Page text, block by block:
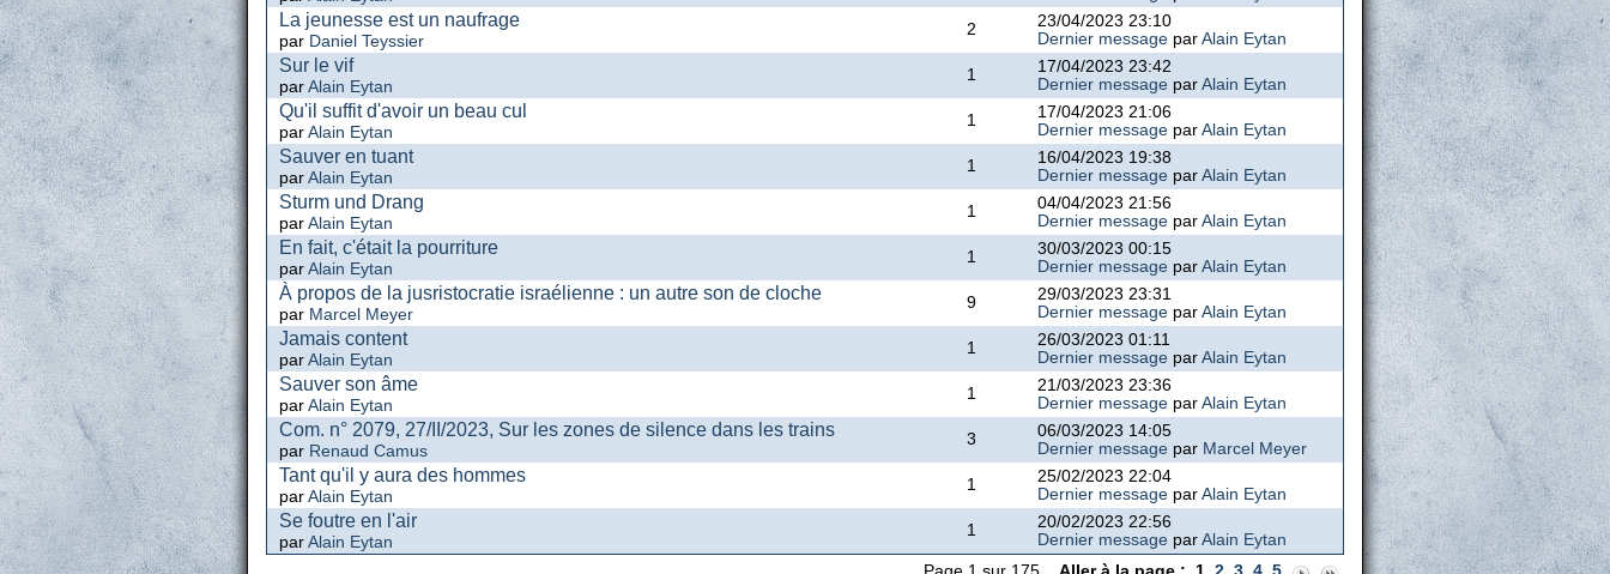
La jeunesse est un naufrage
par Daniel Teyssier
2
23/04/2023 23:10
Dernier message par Alain Eytan
Sur le vif
parAlain Eytan
1
17/04/2023 23:42
Dernier message par Alain Eytan
Qu'il suffit d'avoir un beau cul
parAlain Eytan
1
17/04/2023 21:06
Dernier message par Alain Eytan
Sauver en tuant
parAlain Eytan
1
16/04/2023 19:38
Dernier message par Alain Eytan
Sturm und Drang
parAlain Eytan
1
04/04/2023 21:56
Dernier message par Alain Eytan
En fait, c'était la pourriture
parAlain Eytan
1
30/03/2023 00:15
Dernier message par Alain Eytan
À propos de la jusristocratie israélienne : un autre son de cloche
par Marcel Meyer
9
29/03/2023 23:31
Dernier message par Alain Eytan
Jamais content
parAlain Eytan
1
26/03/2023 01:11
Dernier message par Alain Eytan
Sauver son âme
parAlain Eytan
1
21/03/2023 23:36
Dernier message par Alain Eytan
Com. n° 2079, 27/II/2023, Sur les zones de silence dans les trains
par Renaud Camus
3
06/03/2023 14:05
Dernier message par Marcel Meyer
Tant qu'il y aura des hommes
parAlain Eytan
1
25/02/2023 22:04
Dernier message par Alain Eytan
Se foutre en l'air
parAlain Eytan
1
20/02/2023 22:56
Dernier message par Alain Eytan